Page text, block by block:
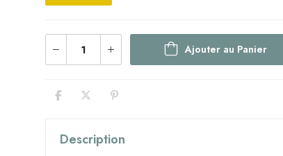
Ajouter au Panier
Description